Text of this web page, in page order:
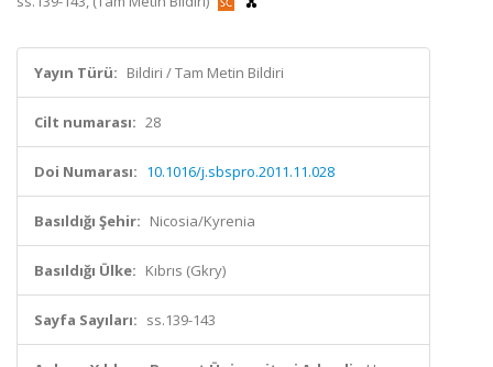
Yayın Türü: Bildiri / Tam Metin Bildiri
Cilt numarası: 28
Doi Numarası: 10.1016/j.sbspro.2011.11.028
Basıldığı Şehir: Nicosia/Kyrenia
Basıldığı Ülke: Kıbrıs (Gkry)
Sayfa Sayıları: ss.139-143